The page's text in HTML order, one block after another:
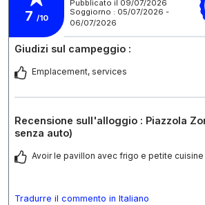
7 /10
Pubblicato il 09/07/2026
Soggiorno : 05/07/2026 -
06/07/2026
Giudizi sul campeggio :
Emplacement, services
Recensione sull'alloggio : Piazzola
senza auto)
Avoir le pavillon avec frigo e petite
Tradurre il commento in Italiano